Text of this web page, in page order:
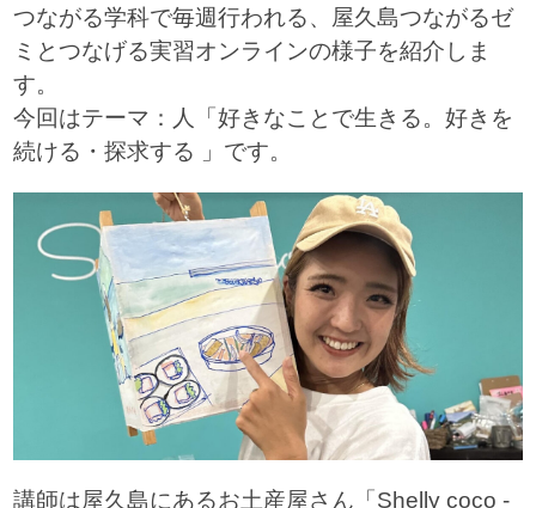
つながる学科で毎週行われる、屋久島つながるゼ
ミとつなげる実習オンラインの様子を紹介しま
す。
今回はテーマ：人「好きなことで生きる。好きを
続ける・探求する 」です。
講師は屋久島にあるお土産屋さん「Shelly coco -